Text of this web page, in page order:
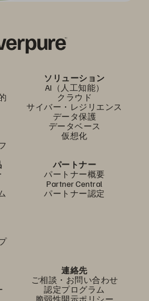
ソリューション
AI（人工知能）
クラウド
サイバー・レジリエンス
データ保護
データベース
仮想化
パートナー
パートナー概要
Partner Central
パートナー認定
連絡先
ご相談・お問い合わせ
認定プログラム
脆弱性開示ポリシー